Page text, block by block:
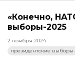
«Конечно,
выборы-2025
2 ноября 2024
президентские